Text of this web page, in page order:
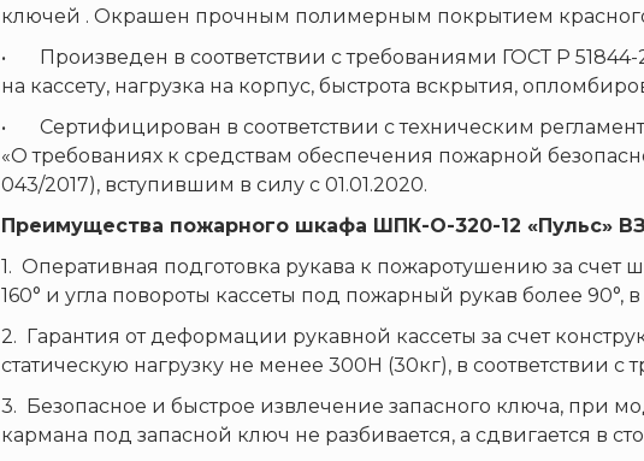
ключей . Окрашен прочным полимерным покрытием
• Произведен в соответствии с требованиями ГОСТ Р 51844-
на кассету, нагрузка на корпус, быстрота вскрытия,
• Сертифицирован в соответствии с техническим
«О требованиях к средствам обеспечения пожарной
043/2017), вступившим в силу с 01.01.2020.
Преимущества пожарного шкафа ШПК-О-320-12 «Пульс»
1. Оперативная подготовка рукава к пожаротушению за счет
160° и угла повороты кассеты под пожарный рукав более 90°,
2. Гарантия от деформации рукавной кассеты за счет
статическую нагрузку не менее 300Н (30кг), в соответствии с
3. Безопасное и быстрое извлечение запасного ключа, при
кармана под запасной ключ не разбивается, а сдвигается в